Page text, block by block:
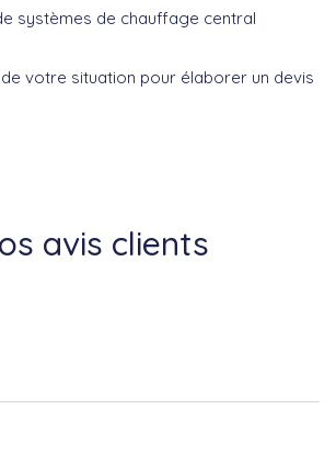
systèmes de chauffage central
votre situation pour élaborer un devis
avis clients